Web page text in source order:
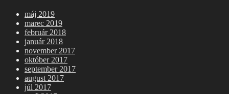
máj 2019
marec 2019
február 2018
január 2018
november 2017
október 2017
september 2017
august 2017
júl 2017